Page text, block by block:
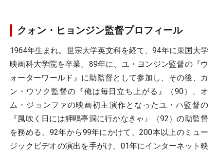
クォン・ヒョンジン監督プロフィール
1964年生まれ。世宗大学英文科を経て、94年に東国大学
映画科大学院を卒業。89年に、ユ・ヨンジン監督の『ウ
ォーターワールド』に助監督として参加し、その後、カ
ン・ウソク監督の『俺は毎日立ち上がる』（90）、オ
ム・ジョンファの映画初主演作となったユ・ハ監督の
『風吹く日には狎鴎亭洞に行かなきゃ』（92）の助監督
を務める。92年から99年にかけて、200本以上のミュー
ジックビデオの演出を手がけ、01年にインターネット映